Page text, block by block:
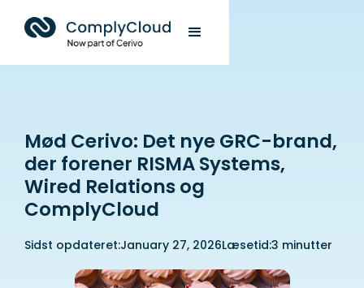
Mød Cerivo: Det nye GRC-brand,
der forener RISMA Systems,
Wired Relations og
ComplyCloud
Sidst opdateret:January 27, 2026Læsetid:3 minutter